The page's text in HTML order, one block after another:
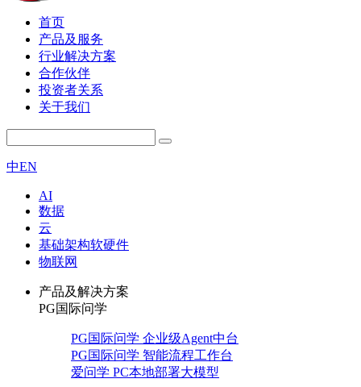
首页
产品及服务
行业解决方案
合作伙伴
投资者关系
关于我们
中EN
AI
数据
云
基础架构软硬件
物联网
产品及解决方案
PG国际问学
PG国际问学 企业级Agent中台
PG国际问学 智能流程工作台
爱问学 PC本地部署大模型